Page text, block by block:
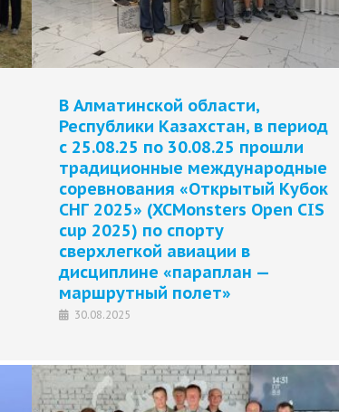
В Алматинской области,
Республики Казахстан, в период
с 25.08.25 по 30.08.25 прошли
традиционные международные
соревнования «Открытый Кубок
СНГ 2025» (XCMonsters Open CIS
cup 2025) по спорту
сверхлегкой авиации в
дисциплине «параплан —
маршрутный полет»
30.08.2025